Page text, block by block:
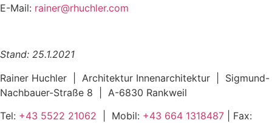
E-Mail: rainer@rhuchler.com
Stand: 25.1.2021
Rainer Huchler | Architektur Innenarchitektur | Sigmund-
Nachbauer-Straße 8 | A-6830 Rankweil
Tel: +43 5522 21062 | Mobil: +43 664 1318487 | Fax: